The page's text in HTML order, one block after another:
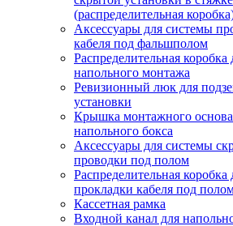
(распределительная
Аксессуары для системы
кабеля под фальшполом
Распределительная коробка
напольного монтажа
Ревизионный люк для
установки
Крышка монтажного
напольного бокса
Аксессуары для системы
проводки под полом
Распределительная
прокладки кабеля под
Кассетная рамка
Входной канал для